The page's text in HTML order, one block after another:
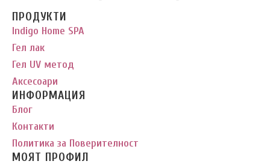
ПРОДУКТИ
Indigo Home SPA
Гел лак
Гел UV метод
Аксесоари
ИНФОРМАЦИЯ
Блог
Контакти
Политика за Поверителност
МОЯТ ПРОФИЛ